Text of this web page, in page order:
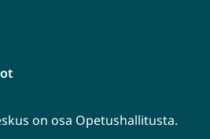
on osa Opetushallitusta.